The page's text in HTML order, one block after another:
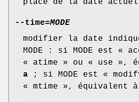
--time=MODE
modifier la date
MODE : si MODE est «
« atime » ou « use »,
a ; si MODE est «
« mtime », équivalent à